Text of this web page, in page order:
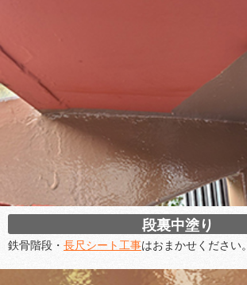
段裏中塗り
鉄骨階段・ 長尺シート工事はおまかせください。